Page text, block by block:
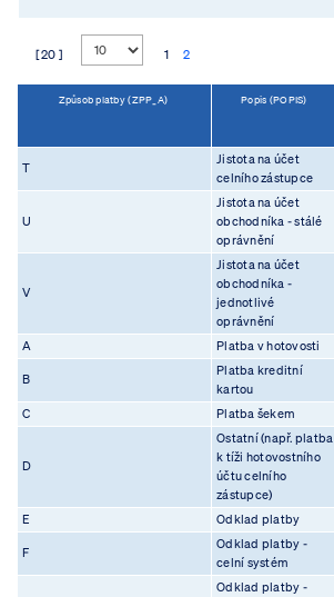
[ 20 ] 1 2
Způsob platby (ZPP_A) Popis (POPIS)
T
Jistota na účet
celního zástupce
U
Jistota na účet
obchodníka - stálé
oprávnění
V
Jistota na účet
obchodníka -
jednotlivé
oprávnění
A Platba v hotovosti
B
Platba kreditní
kartou
C Platba šekem
D
Ostatní (např. platba
k tíži hotovostního
účtu celního
zástupce)
E Odklad platby
F
Odklad platby -
celní systém
Odklad platby -